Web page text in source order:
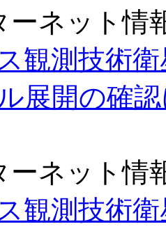
ーネット情
観測技術
展開の確
ーネット情
観測技術